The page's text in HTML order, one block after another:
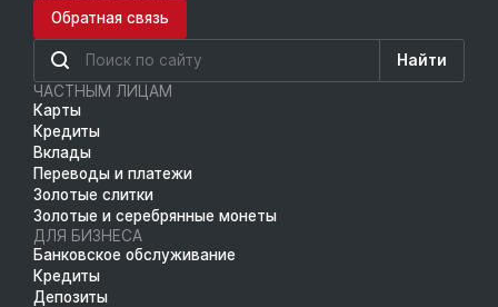
Обратная связь
Найти
ЧАСТНЫМ ЛИЦАМ
Карты
Кредиты
Вклады
Переводы и платежи
Золотые слитки
Золотые и серебрянные монеты
ДЛЯ БИЗНЕСА
Банковское обслуживание
Кредиты
Депозиты